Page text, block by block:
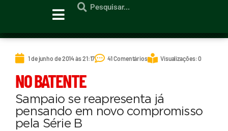
1 de junho de 2014 às 21:17 41 Comentários Visualizações: 0
NO BATENTE
Sampaio se reapresenta já
pensando em novo compromisso
pela Série B